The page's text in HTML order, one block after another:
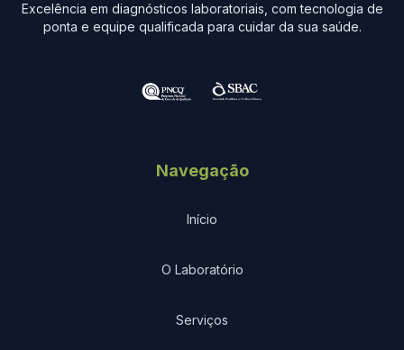
Excelência em diagnósticos laboratoriais, com tecnologia de
ponta e equipe qualificada para cuidar da sua saúde.
Navegação
Início
O Laboratório
Serviços